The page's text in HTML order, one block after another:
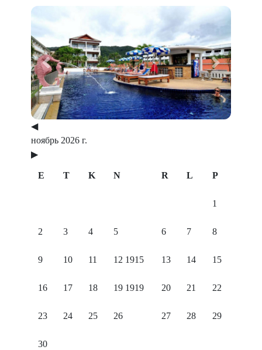
Previous Next
◀
ноябрь 2026 г.
▶
E T K N R L P
1
2 3 4 5 6 7 8
9 10 11 12 1915 13 14 15
16 17 18 19 1919 20 21 22
23 24 25 26 27 28 29
30